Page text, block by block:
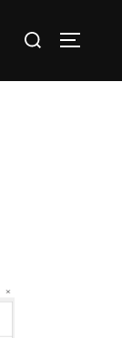
Suchen